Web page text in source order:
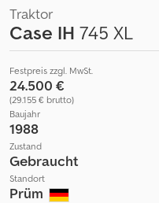
Traktor
Case IH 745 XL
Festpreis zzgl. MwSt.
24.500 €
(29.155 € brutto)
Baujahr
1988
Zustand
Gebraucht
Standort
Prüm